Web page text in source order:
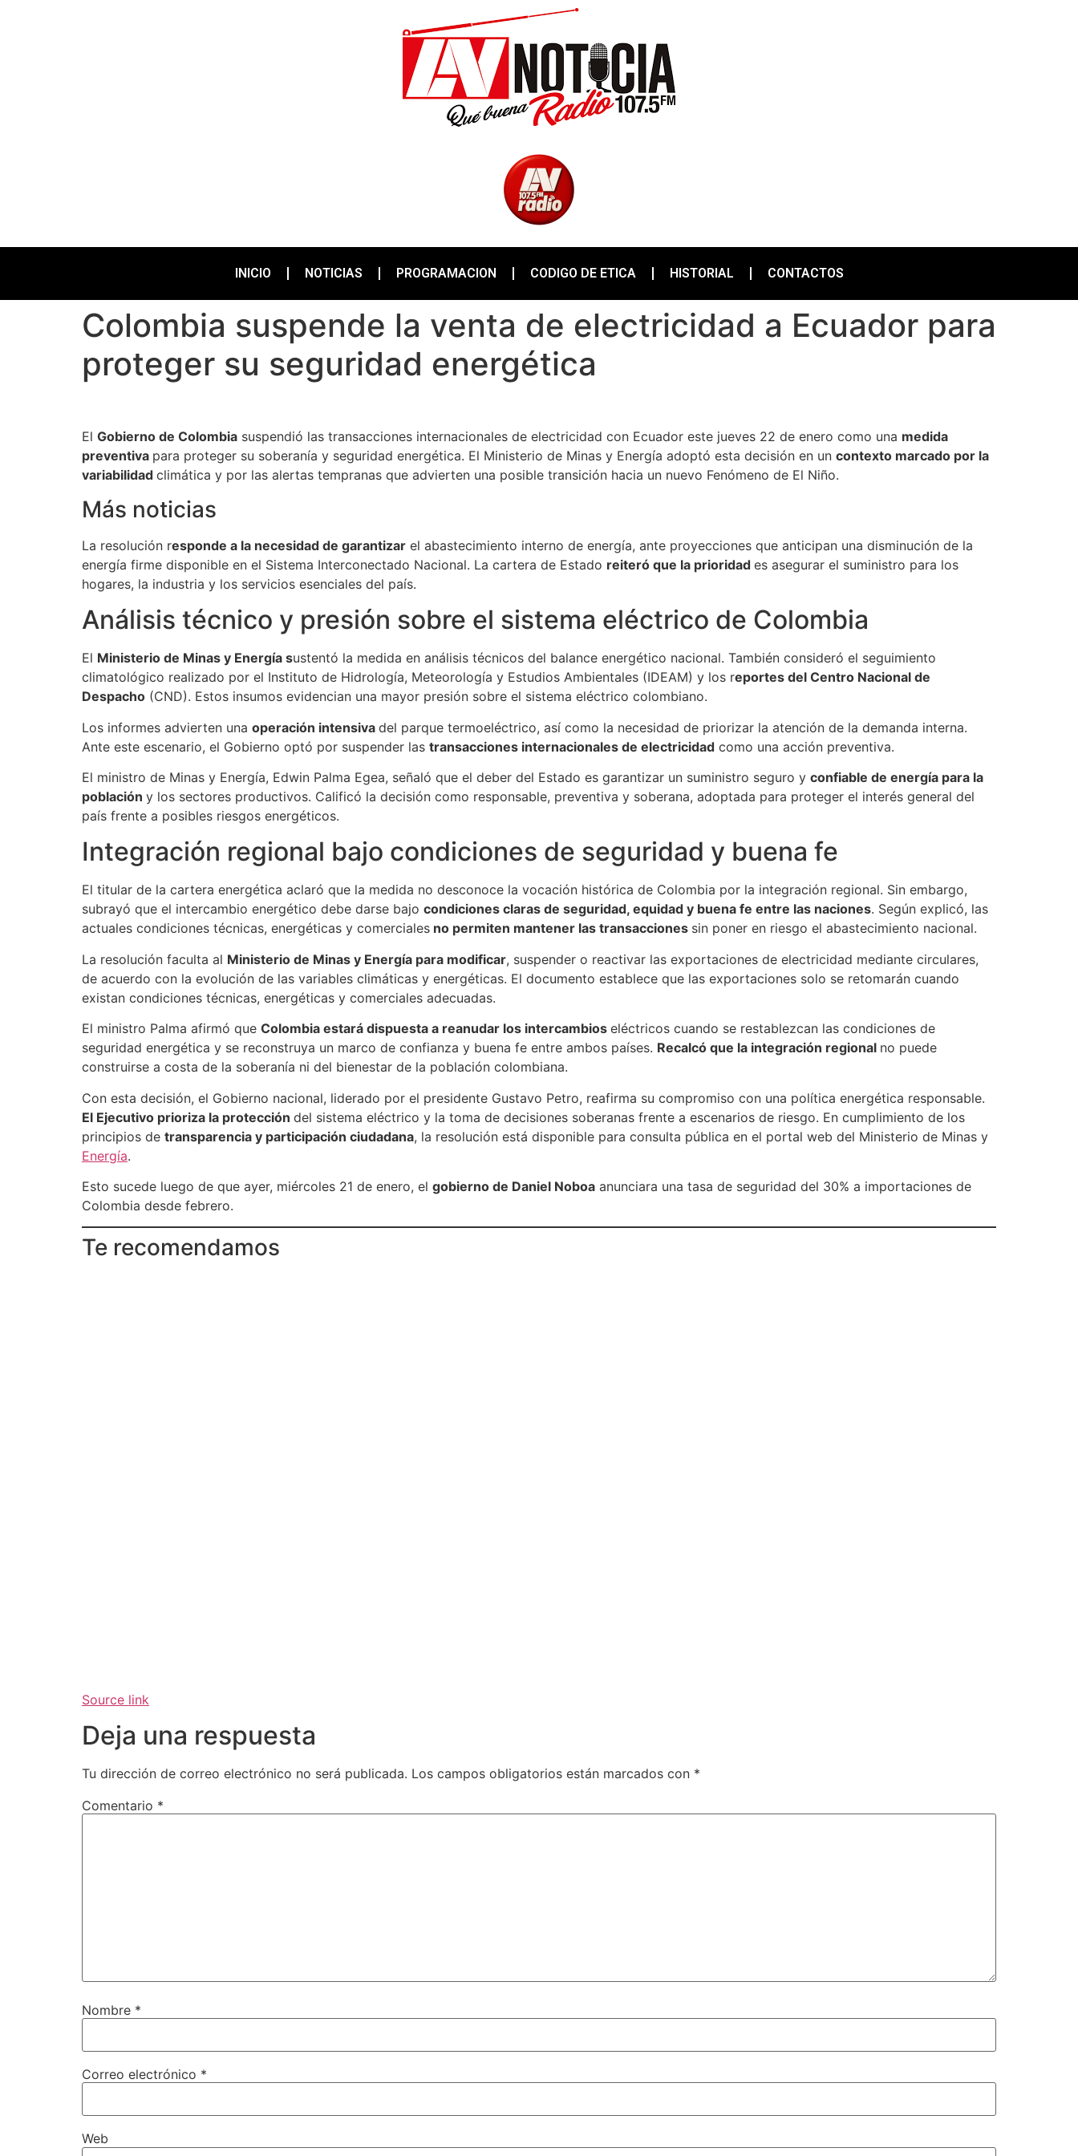
INICIO NOTICIAS PROGRAMACION CODIGO DE ETICA HISTORIAL CONTACTOS
Colombia suspende la venta de electricidad a Ecuador para
proteger su seguridad energética
El Gobierno de Colombia suspendió las transacciones internacionales de electricidad con Ecuador este jueves 22 de enero como una medida
preventiva para proteger su soberanía y seguridad energética. El Ministerio de Minas y Energía adoptó esta decisión en un contexto marcado por la
variabilidad climática y por las alertas tempranas que advierten una posible transición hacia un nuevo Fenómeno de El Niño.
Más noticias
La resolución responde a la necesidad de garantizar el abastecimiento interno de energía, ante proyecciones que anticipan una disminución de la
energía firme disponible en el Sistema Interconectado Nacional. La cartera de Estado reiteró que la prioridad es asegurar el suministro para los
hogares, la industria y los servicios esenciales del país.
Análisis técnico y presión sobre el sistema eléctrico de Colombia
El Ministerio de Minas y Energía sustentó la medida en análisis técnicos del balance energético nacional. También consideró el seguimiento
climatológico realizado por el Instituto de Hidrología, Meteorología y Estudios Ambientales (IDEAM) y los reportes del Centro Nacional de
Despacho (CND). Estos insumos evidencian una mayor presión sobre el sistema eléctrico colombiano.
Los informes advierten una operación intensiva del parque termoeléctrico, así como la necesidad de priorizar la atención de la demanda interna.
Ante este escenario, el Gobierno optó por suspender las transacciones internacionales de electricidad como una acción preventiva.
El ministro de Minas y Energía, Edwin Palma Egea, señaló que el deber del Estado es garantizar un suministro seguro y confiable de energía para la
población y los sectores productivos. Calificó la decisión como responsable, preventiva y soberana, adoptada para proteger el interés general del
país frente a posibles riesgos energéticos.
Integración regional bajo condiciones de seguridad y buena fe
El titular de la cartera energética aclaró que la medida no desconoce la vocación histórica de Colombia por la integración regional. Sin embargo,
subrayó que el intercambio energético debe darse bajo condiciones claras de seguridad, equidad y buena fe entre las naciones. Según explicó, las
actuales condiciones técnicas, energéticas y comerciales no permiten mantener las transacciones sin poner en riesgo el abastecimiento nacional.
La resolución faculta al Ministerio de Minas y Energía para modificar, suspender o reactivar las exportaciones de electricidad mediante circulares,
de acuerdo con la evolución de las variables climáticas y energéticas. El documento establece que las exportaciones solo se retomarán cuando
existan condiciones técnicas, energéticas y comerciales adecuadas.
El ministro Palma afirmó que Colombia estará dispuesta a reanudar los intercambios eléctricos cuando se restablezcan las condiciones de
seguridad energética y se reconstruya un marco de confianza y buena fe entre ambos países. Recalcó que la integración regional no puede
construirse a costa de la soberanía ni del bienestar de la población colombiana.
Con esta decisión, el Gobierno nacional, liderado por el presidente Gustavo Petro, reafirma su compromiso con una política energética responsable.
El Ejecutivo prioriza la protección del sistema eléctrico y la toma de decisiones soberanas frente a escenarios de riesgo. En cumplimiento de los
principios de transparencia y participación ciudadana, la resolución está disponible para consulta pública en el portal web del Ministerio de Minas y
Energía.
Esto sucede luego de que ayer, miércoles 21 de enero, el gobierno de Daniel Noboa anunciara una tasa de seguridad del 30% a importaciones de
Colombia desde febrero.
Te recomendamos
Source link
Deja una respuesta
Tu dirección de correo electrónico no será publicada. Los campos obligatorios están marcados con *
Comentario *
Nombre *
Correo electrónico *
Web